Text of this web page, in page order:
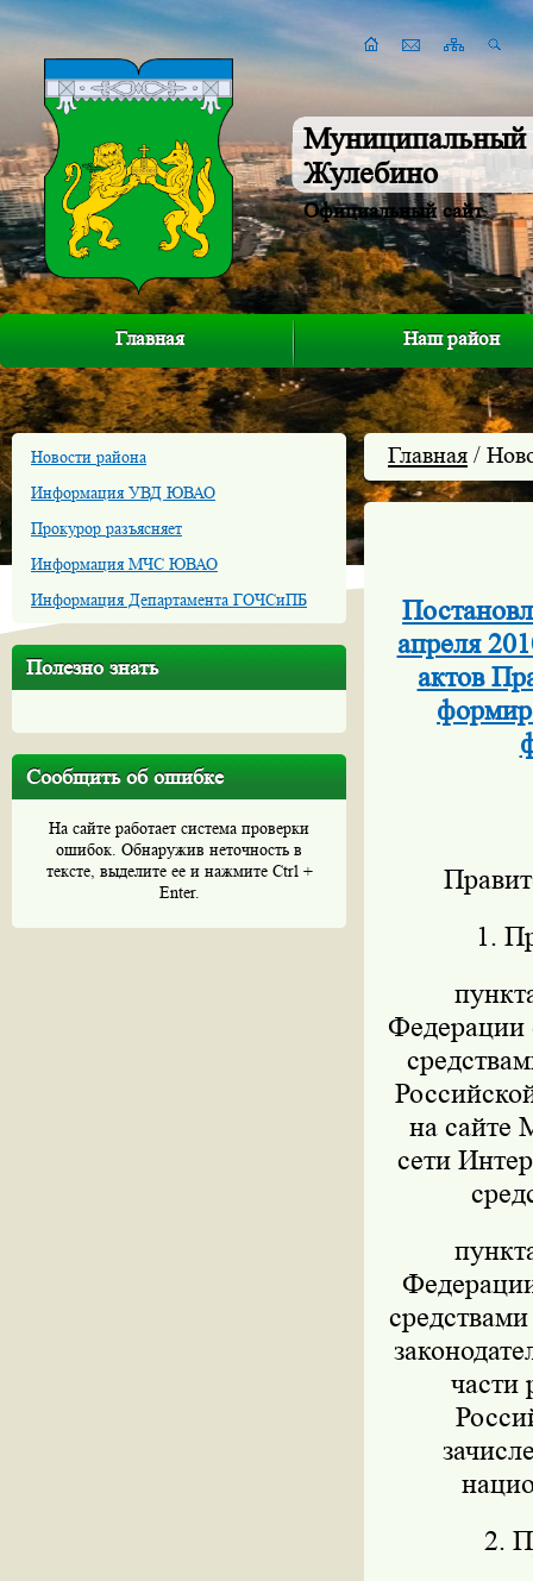
Муниципальный
Жулебино
Официальный сайт
Главная Наш район
Новости района
Информация УВД ЮВАО
Прокурор разъясняет
Информация МЧС ЮВАО
Информация Департамента ГОЧСиПБ
Полезно знать
Сообщить об ошибке
На сайте работает система проверки
ошибок. Обнаружив неточность в
тексте, выделите ее и нажмите Ctrl +
Enter.
Главная /
апреля
актов
1.
Федерации
на сайте
сети
части
2.